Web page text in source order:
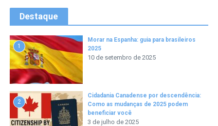
Destaque
1
Morar na Espanha: guia para brasileiros
2025
10 de setembro de 2025
2
Cidadania Canadense por descendência:
Como as mudanças de 2025 podem
beneficiar você
3 de julho de 2025